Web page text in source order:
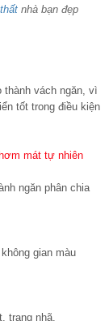
nhà bạn đẹp
thành vách ngăn, vì
tốt trong điều kiện
mát tự nhiên
ngăn phân chia
gian màu
trang nhã.